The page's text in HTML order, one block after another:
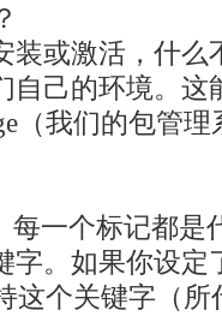
装或激活，什么
自己的环境。这
（我们的包管
每一个标记都是
字。如果你设定
这个关键字（